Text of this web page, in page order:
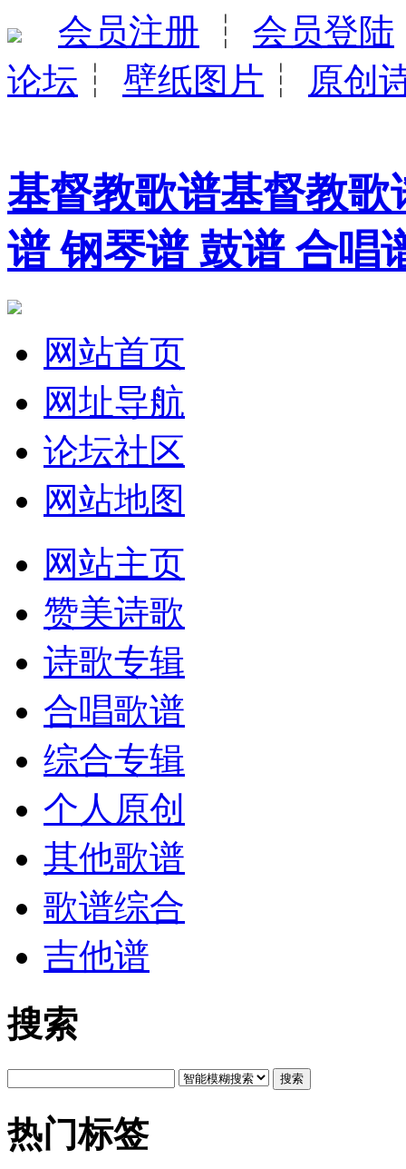
会员注册 ┆ 会员登陆
论坛 ┆ 壁纸图片 ┆ 原创
基督教歌谱基督教
谱 钢琴谱 鼓谱 合唱
网站首页
网址导航
论坛社区
网站地图
网站主页
赞美诗歌
诗歌专辑
合唱歌谱
综合专辑
个人原创
其他歌谱
歌谱综合
吉他谱
搜索
搜索
热门标签